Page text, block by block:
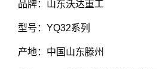
品牌：山东沃达重工
型号：YQ32系列
产地：中国山东滕州